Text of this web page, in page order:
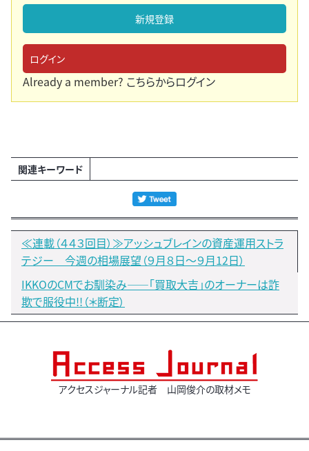
新規登録
ログイン
Already a member? こちらからログイン
関連キーワード
≪連載（４４３回目）≫アッシュブレインの資産運用ストラ
テジー 今週の相場展望（９月８日～９月12日）
IKKOのCMでお馴染み――「買取大吉」のオーナーは詐
欺で服役中!!（＊断定）
アクセスジャーナル記者 山岡俊介の取材メモ